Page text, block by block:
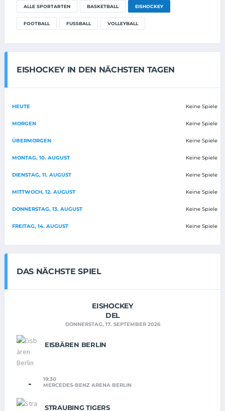
ALLE SPORTARTEN BASKETBALL EISHOCKEY
FOOTBALL FUSSBALL VOLLEYBALL
EISHOCKEY IN DEN NÄCHSTEN TAGEN
HEUTE Keine Spiele
MORGEN Keine Spiele
ÜBERMORGEN Keine Spiele
MONTAG, 10. AUGUST Keine Spiele
DIENSTAG, 11. AUGUST Keine Spiele
MITTWOCH, 12. AUGUST Keine Spiele
DONNERSTAG, 13. AUGUST Keine Spiele
FREITAG, 14. AUGUST Keine Spiele
DAS NÄCHSTE SPIEL
EISHOCKEY
DEL
DONNERSTAG, 17. SEPTEMBER 2026
EISBÄREN BERLIN
-
19:30
MERCEDES-BENZ ARENA BERLIN
STRAUBING TIGERS